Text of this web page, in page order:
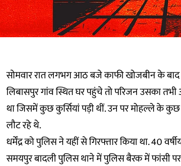
सोमवार रात लगभग आठ बजे काफी खोजबीन के बाद
लिबासपुर गांव स्थित घर पहुंचे तो परिजन उसका
था जिसमें कुछ कुर्सियां पड़ी थीं. उन पर मोहल्ले के
लौट रहे थे.
धर्मेंद्र को पुलिस ने यहीं से गिरफ्तार किया था. 40
समयपुर बादली पुलिस थाने में पुलिस बैरक में फांसी